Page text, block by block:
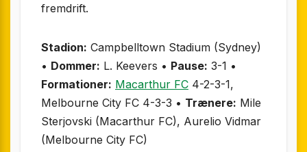
fremdrift.
Stadion: Campbelltown Stadium (Sydney)
• Dommer: L. Keevers • Pause: 3-1 •
Formationer: Macarthur FC 4-2-3-1,
Melbourne City FC 4-3-3 • Trænere: Mile
Sterjovski (Macarthur FC), Aurelio Vidmar
(Melbourne City FC)